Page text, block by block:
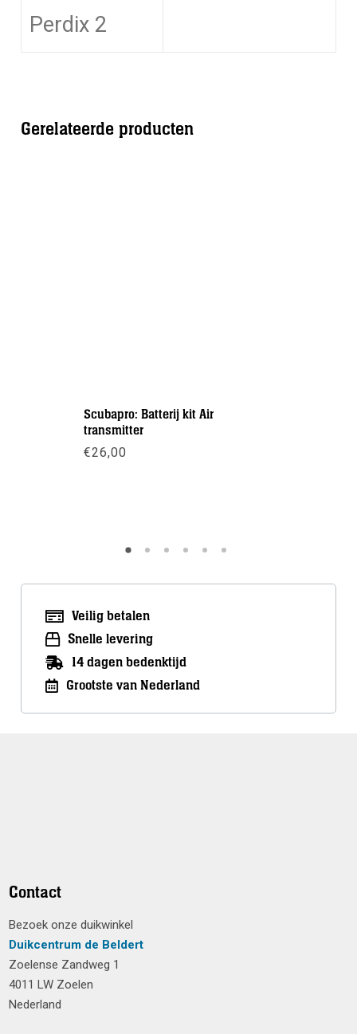
Perdix 2
Gerelateerde producten
Scubapro: Batterij kit Air
transmitter
€26,00
Veilig betalen
Snelle levering
14 dagen bedenktijd
Grootste van Nederland
Contact
Bezoek onze duikwinkel
Duikcentrum de Beldert
Zoelense Zandweg 1
4011 LW Zoelen
Nederland